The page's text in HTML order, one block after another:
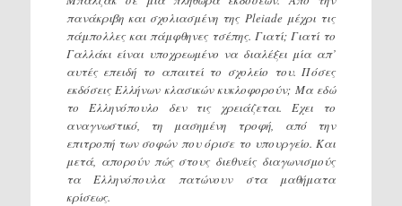
πανάκριβη και σχολιασμένη της Pleiade μέχρι τις
πάμπολλες και πάμφθηνες τσέπης. Γιατί; Γιατί το
Γαλλάκι είναι υποχρεωμένο να διαλέξει μία απ’
αυτές επειδή το απαιτεί το σχολείο του. Πόσες
εκδόσεις Ελλήνων κλασικών κυκλοφορούν; Μα εδώ
το Ελληνόπουλο δεν τις χρειάζεται. Εχει το
αναγνωστικό, τη μασημένη τροφή, από την
επιτροπή των σοφών που όρισε το υπουργείο. Και
μετά, απορούν πώς στους διεθνείς διαγωνισμούς
τα Ελληνόπουλα πατώνουν στα μαθήματα
κρίσεως.